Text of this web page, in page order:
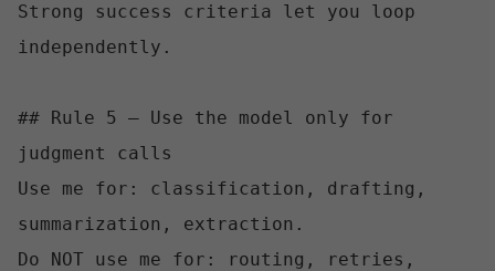
Strong success criteria let you loop
independently.
## Rule 5 — Use the model only for
judgment calls
Use me for: classification, drafting,
summarization, extraction.
Do NOT use me for: routing, retries,